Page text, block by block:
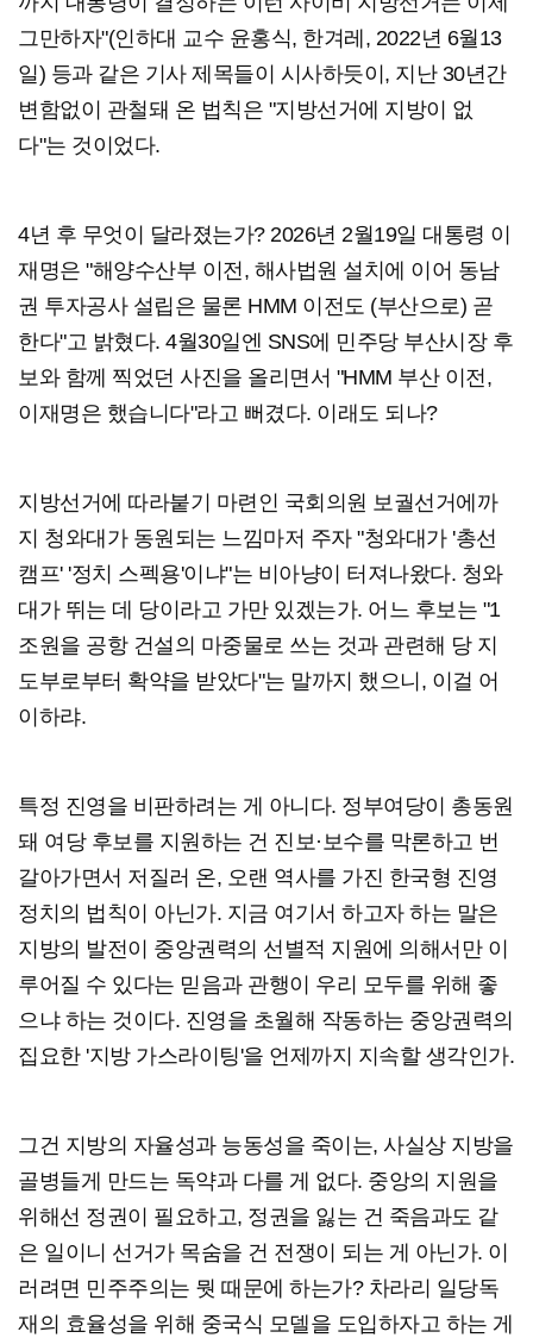
그만하자"(인하대 교수 윤홍식, 한겨레, 2022년 6월13
일) 등과 같은 기사 제목들이 시사하듯이, 지난 30년간
변함없이 관철돼 온 법칙은 "지방선거에 지방이 없
다"는 것이었다.
4년 후 무엇이 달라졌는가? 2026년 2월19일 대통령 이
재명은 "해양수산부 이전, 해사법원 설치에 이어 동남
권 투자공사 설립은 물론 HMM 이전도 (부산으로) 곧
한다"고 밝혔다. 4월30일엔 SNS에 민주당 부산시장 후
보와 함께 찍었던 사진을 올리면서 "HMM 부산 이전,
이재명은 했습니다"라고 뻐겼다. 이래도 되나?
지방선거에 따라붙기 마련인 국회의원 보궐선거에까
지 청와대가 동원되는 느낌마저 주자 "청와대가 '총선
캠프' '정치 스펙용'이냐"는 비아냥이 터져나왔다. 청와
대가 뛰는 데 당이라고 가만 있겠는가. 어느 후보는 "1
조원을 공항 건설의 마중물로 쓰는 것과 관련해 당 지
도부로부터 확약을 받았다"는 말까지 했으니, 이걸 어
이하랴.
특정 진영을 비판하려는 게 아니다. 정부여당이 총동원
돼 여당 후보를 지원하는 건 진보·보수를 막론하고 번
갈아가면서 저질러 온, 오랜 역사를 가진 한국형 진영
정치의 법칙이 아닌가. 지금 여기서 하고자 하는 말은
지방의 발전이 중앙권력의 선별적 지원에 의해서만 이
루어질 수 있다는 믿음과 관행이 우리 모두를 위해 좋
으냐 하는 것이다. 진영을 초월해 작동하는 중앙권력의
집요한 '지방 가스라이팅'을 언제까지 지속할 생각인가.
그건 지방의 자율성과 능동성을 죽이는, 사실상 지방을
골병들게 만드는 독약과 다를 게 없다. 중앙의 지원을
위해선 정권이 필요하고, 정권을 잃는 건 죽음과도 같
은 일이니 선거가 목숨을 건 전쟁이 되는 게 아닌가. 이
러려면 민주주의는 뭣 때문에 하는가? 차라리 일당독
재의 효율성을 위해 중국식 모델을 도입하자고 하는 게